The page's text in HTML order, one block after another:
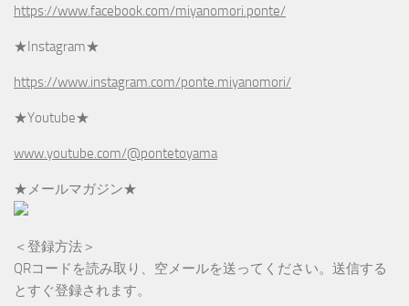
https://www.facebook.com/miyanomori.ponte/
★Instagram★
https://www.instagram.com/ponte.miyanomori/
★Youtube★
www.youtube.com/@pontetoyama
★メールマガジン★
＜登録方法＞
QRコードを読み取り、空メールを送ってください。送信する
とすぐ登録されます。